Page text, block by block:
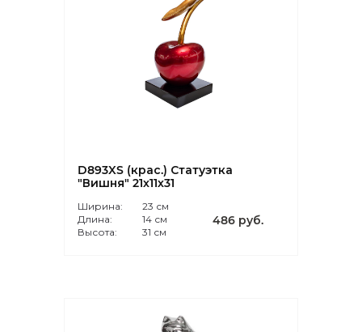
D893XS (крас.) Статуэтка
"Вишня" 21х11х31
Ширина:
23 см
Длина:
14 см
Высота:
31 см
486 руб.